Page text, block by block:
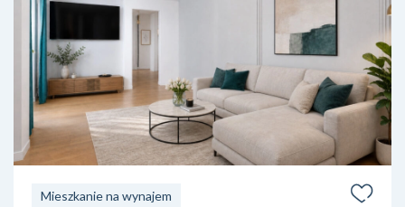
Mieszkanie na wynajem